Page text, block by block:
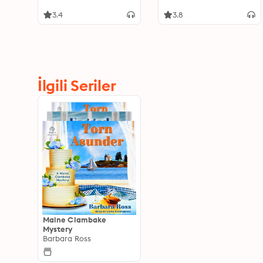
3.4 3.8
İlgili Seriler
Maine Clambake
Mystery
Barbara Ross